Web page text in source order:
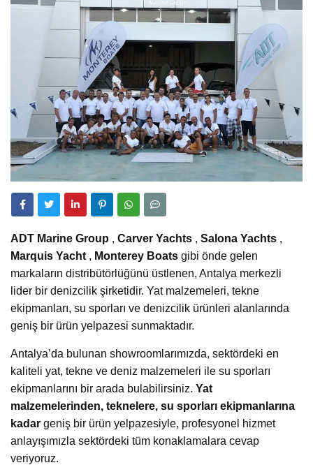
ADT Marine Group , Carver Yachts , Salona Yachts ,
Marquis Yacht , Monterey Boats gibi önde gelen
markaların distribütörlüğünü üstlenen, Antalya merkezli
lider bir denizcilik şirketidir. Yat malzemeleri, tekne
ekipmanları, su sporları ve denizcilik ürünleri alanlarında
geniş bir ürün yelpazesi sunmaktadır.
Antalya’da bulunan showroomlarımızda, sektördeki en
kaliteli yat, tekne ve deniz malzemeleri ile su sporları
ekipmanlarını bir arada bulabilirsiniz. Yat
malzemelerinden, teknelere, su sporları ekipmanlarına
kadar geniş bir ürün yelpazesiyle, profesyonel hizmet
anlayışımızla sektördeki tüm konaklamalara cevap
veriyoruz.